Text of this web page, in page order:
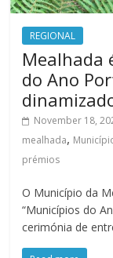
REGIONAL
Mealhada
do Ano
November 18,
mealhada,
prémios
O Município da
“Municípios do
cerimónia de